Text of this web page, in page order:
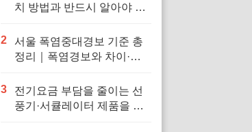
치 방법과 반드시 알아야 할
2
서울 폭염중대경보 기준 총
정리｜폭염경보와 차이·행
3
전기요금 부담을 줄이는 선
풍기·서큘레이터 제품을 확